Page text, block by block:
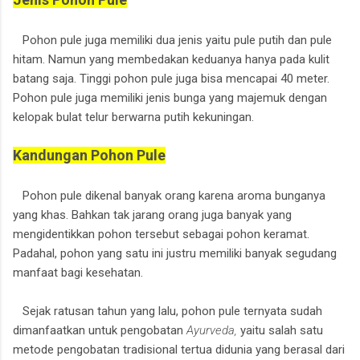
Pohon pule juga memiliki dua jenis yaitu pule putih dan pule
hitam. Namun yang membedakan keduanya hanya pada kulit
batang saja. Tinggi pohon pule juga bisa mencapai 40 meter.
Pohon pule juga memiliki jenis bunga yang majemuk dengan
kelopak bulat telur berwarna putih kekuningan.
Kandungan Pohon Pule
Pohon pule dikenal banyak orang karena aroma bunganya
yang khas. Bahkan tak jarang orang juga banyak yang
mengidentikkan pohon tersebut sebagai pohon keramat.
Padahal, pohon yang satu ini justru memiliki banyak segudang
manfaat bagi kesehatan.
Sejak ratusan tahun yang lalu, pohon pule ternyata sudah
dimanfaatkan untuk pengobatanAyurveda, yaitu salah satu
metode pengobatan tradisional tertua didunia yang berasal dari